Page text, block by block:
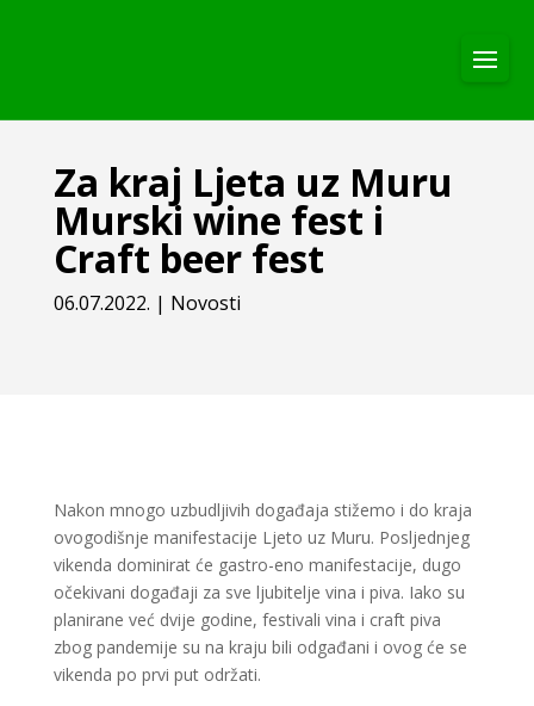
Za kraj Ljeta uz Muru
Murski wine fest i
Craft beer fest
06.07.2022. | Novosti
Nakon mnogo uzbudljivih događaja stižemo i do kraja
ovogodišnje manifestacije Ljeto uz Muru. Posljednjeg
vikenda dominirat će gastro-eno manifestacije, dugo
očekivani događaji za sve ljubitelje vina i piva. Iako su
planirane već dvije godine, festivali vina i craft piva
zbog pandemije su na kraju bili odgađani i ovog će se
vikenda po prvi put održati.